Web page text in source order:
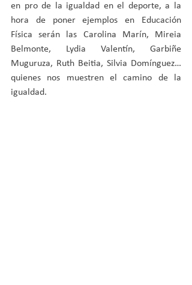
en pro de la igualdad en el deporte, a la
hora de poner ejemplos en Educación
Física serán las Carolina Marín, Mireia
Belmonte, Lydia Valentín, Garbiñe
Muguruza, Ruth Beitia, Silvia Domínguez…
quienes nos muestren el camino de la
igualdad.